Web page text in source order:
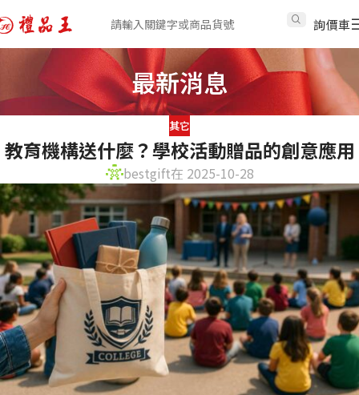
詢價車
最新消息
其它
教育機構送什麼？學校活動贈品的創意應用
bestgift在 2025-10-28